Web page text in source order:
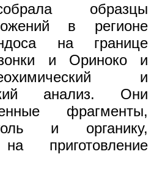
образцы
в регионе
на границе
и Ориноко и
и
анализ. Они
фрагменты,
и органику,
приготовление